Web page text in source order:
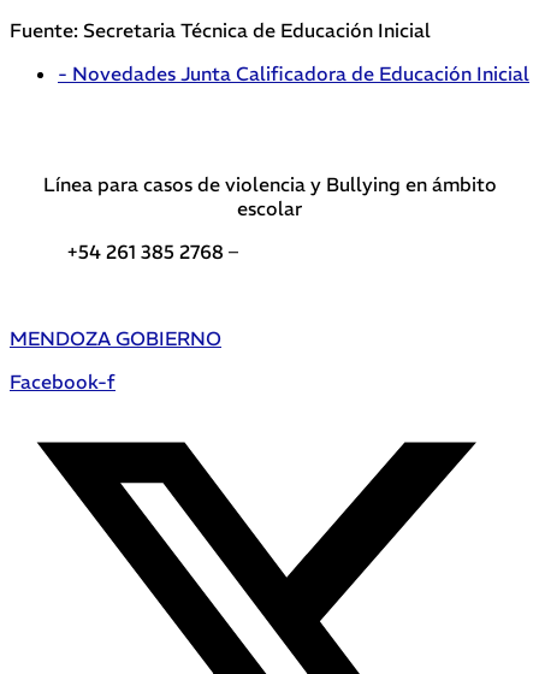
Fuente: Secretaria Técnica de Educación Inicial
- Novedades Junta Calificadora de Educación Inicial
Línea para casos de violencia y Bullying en ámbito
escolar
+54 261 385 2768 –
MENDOZA GOBIERNO
Facebook-f